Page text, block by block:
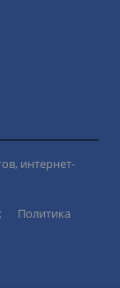
интернет-
Политика